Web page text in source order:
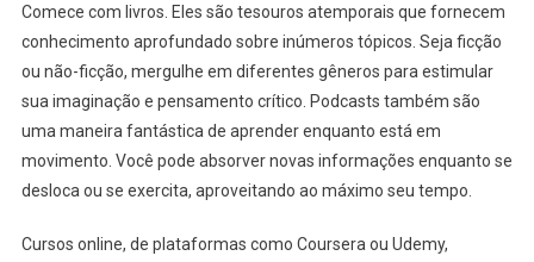
Comece com livros. Eles são tesouros atemporais que fornecem
conhecimento aprofundado sobre inúmeros tópicos. Seja ficção
ou não-ficção, mergulhe em diferentes gêneros para estimular
sua imaginação e pensamento crítico. Podcasts também são
uma maneira fantástica de aprender enquanto está em
movimento. Você pode absorver novas informações enquanto se
desloca ou se exercita, aproveitando ao máximo seu tempo.
Cursos online, de plataformas como Coursera ou Udemy,